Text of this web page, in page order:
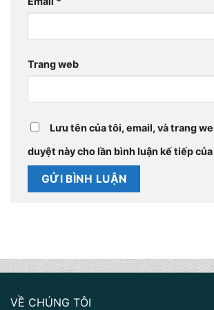
Trang web
Lưu tên của tôi, email, và trang
duyệt này cho lần bình luận kế tiếp
VỀ CHÚNG TÔI